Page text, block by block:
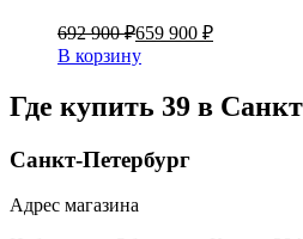
692 900 ₽659 900 ₽
В корзину
Где купить 39 в
Санкт-Петербург
Адрес магазина